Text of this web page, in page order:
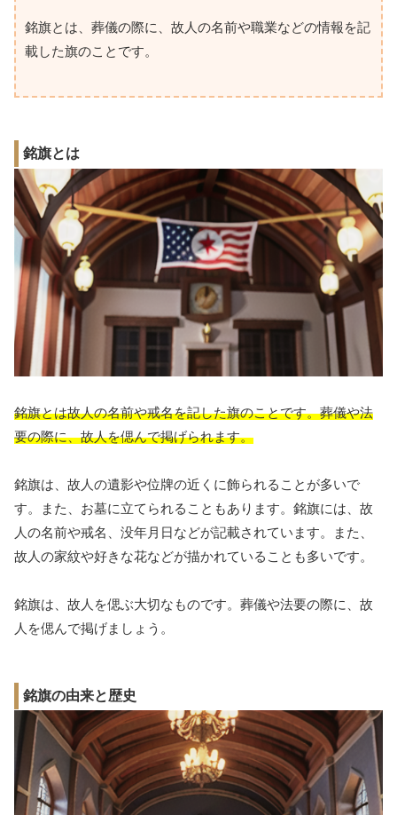
銘旗とは、葬儀の際に、故人の名前や職業などの情報を記
載した旗のことです。
銘旗とは
銘旗とは故人の名前や戒名を記した旗のことです。葬儀や法
要の際に、故人を偲んで掲げられます。
銘旗は、故人の遺影や位牌の近くに飾られることが多いで
す。また、お墓に立てられることもあります。銘旗には、故
人の名前や戒名、没年月日などが記載されています。また、
故人の家紋や好きな花などが描かれていることも多いです。
銘旗は、故人を偲ぶ大切なものです。葬儀や法要の際に、故
人を偲んで掲げましょう。
銘旗の由来と歴史